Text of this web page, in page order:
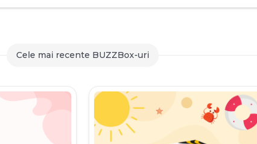
inițial curent
Cele mai recente BUZZBox-uri